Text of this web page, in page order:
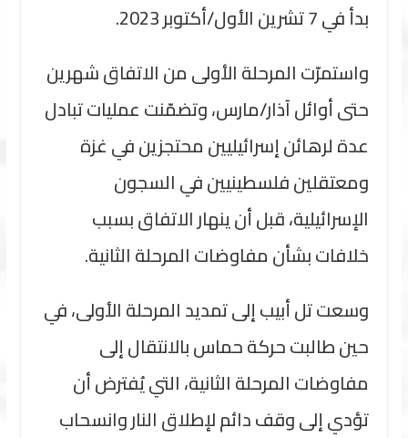
بدأ في 7 تشرين الأول/أكتوبر 2023.
واستمرّت المرحلة الأولى من الاتفاق شهرين
حتى أوائل آذار/مارس، وتضمّنت عمليات تبادل
عدة لرهائن إسرائيليين محتجزين في غزة
ومعتقلين فلسطينيين في السجون
الإسرائيلية، قبل أن ينهار الاتفاق بسبب
خلافات بشأن مفاوضات المرحلة الثانية.
وسعت تل أبيب إلى تمديد المرحلة الأولى، في
حين طالبت حركة حماس بالانتقال إلى
مفاوضات المرحلة الثانية، التي يُفترض أن
تؤدي إلى وقف دائم لإطلاق النار وانسحاب